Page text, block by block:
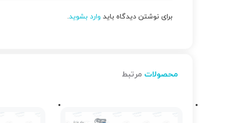
برای نوشتن دیدگاه باید وارد بشوید.
محصولات مرتبط